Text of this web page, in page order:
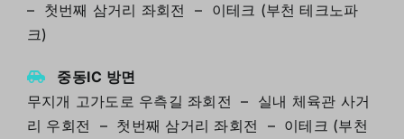
– 첫번째 삼거리 좌회전 – 이테크 (부천 테크노파
크)
중동IC 방면
무지개 고가도로 우측길 좌회전 – 실내 체육관 사거
리 우회전 – 첫번째 삼거리 좌회전 – 이테크 (부천